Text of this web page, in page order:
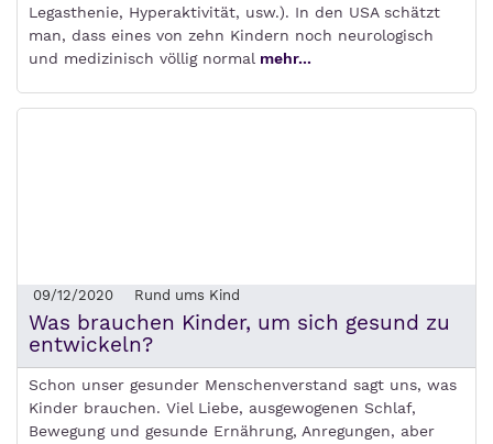
Legasthenie, Hyperaktivität, usw.). In den USA schätzt
man, dass eines von zehn Kindern noch neurologisch
und medizinisch völlig normal mehr...
09/12/2020 Rund ums Kind
Was brauchen Kinder, um sich gesund zu
entwickeln?
Schon unser gesunder Menschenverstand sagt uns, was
Kinder brauchen. Viel Liebe, ausgewogenen Schlaf,
Bewegung und gesunde Ernährung, Anregungen, aber